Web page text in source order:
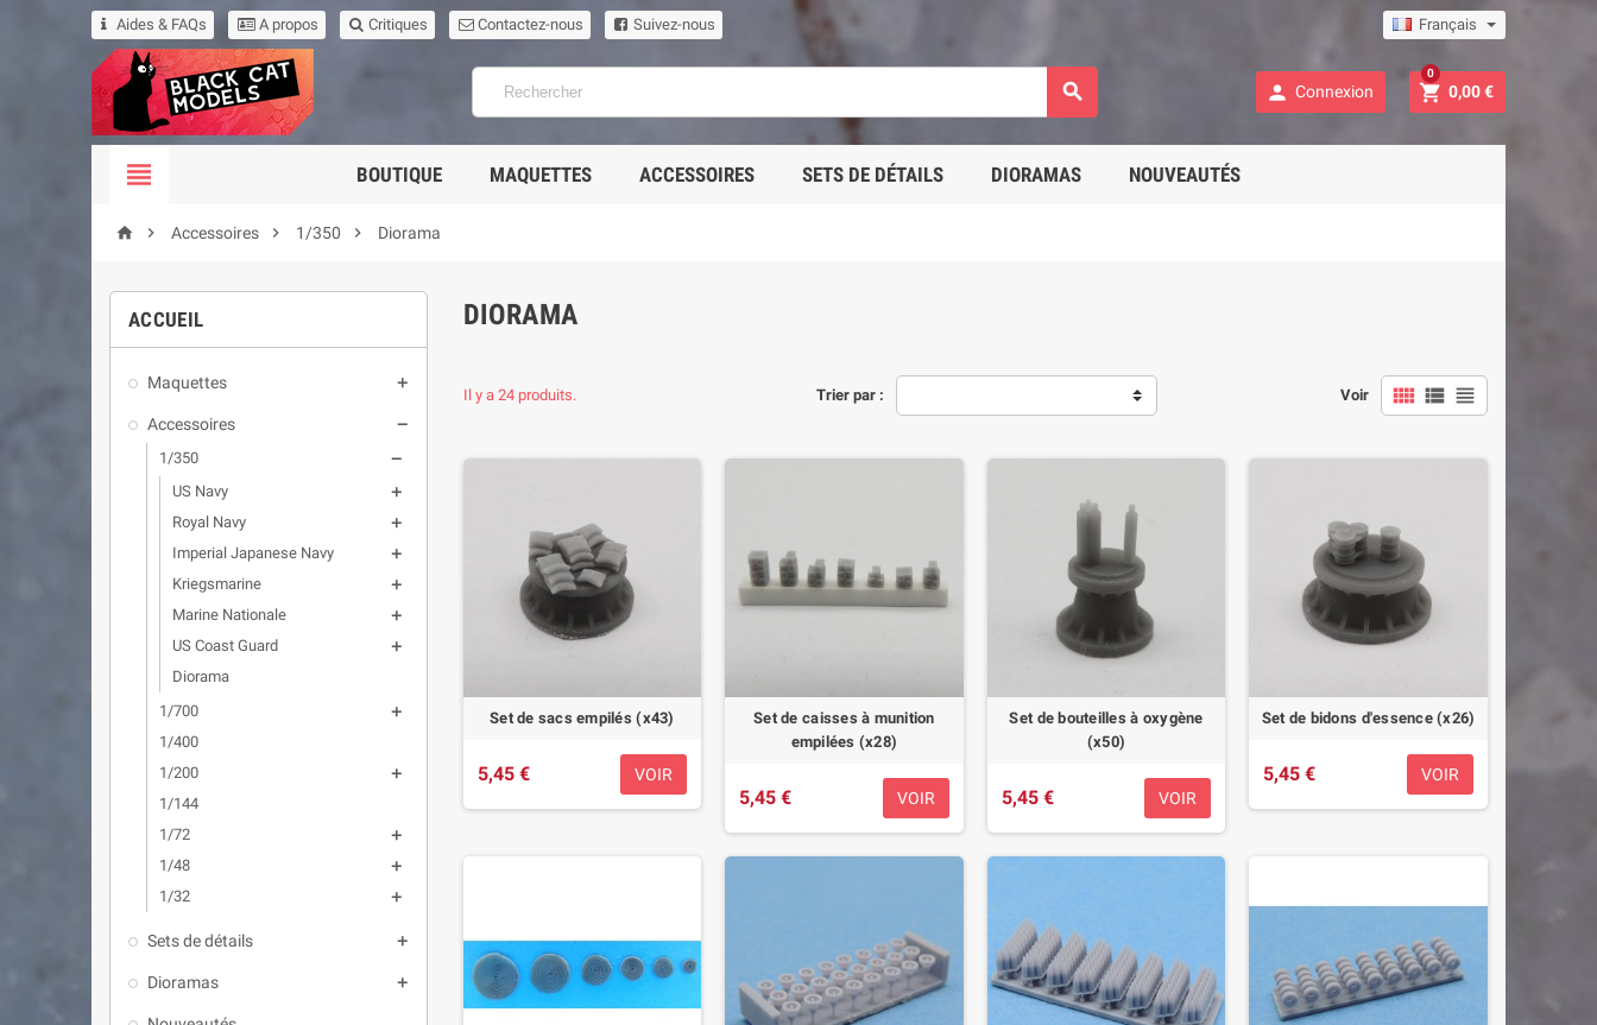
Aides & FAQs A propos Critiques Contactez-nous Suivez-nous Français
  Connexion  0,00 €
0
 BOUTIQUE MAQUETTES ACCESSOIRES SETS DE DÉTAILS DIORAMAS NOUVEAUTÉS
  Accessoires  1/350  Diorama
ACCUEIL
Maquettes 
Accessoires 
1/350 
US Navy 
Royal Navy 
Imperial Japanese Navy 
Kriegsmarine 
Marine Nationale 
US Coast Guard 
Diorama
1/700

1/400
1/200

1/144
1/72

1/48 
1/32 
Sets de détails 
Dioramas 
DIORAMA
Il y a 24 produits. Trier par : Voir   
Set de sacs empilés (x43)
5,45 € VOIR
Set de caisses à munition
empilées (x28)
5,45 € VOIR
Set de bouteilles à oxygène
(x50)
5,45 € VOIR
Set de bidons d'essence (x26)
5,45 € VOIR